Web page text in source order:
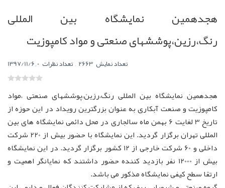
هجدهمین نمایشگاه بین المللی
رنگ،رزین،پوششهای صنعتی و مواد کامپوزیت
1397/11/6, تعداد نمایش ,تعداد نظرات
هجدهمین نمایشگاه بین المللی رنگ،رزین،پوششهای صنعتی ،مواد
کامپوزیت و صنعت آبکاری به عنوان بزرگترین رویداد در این حوزه از
تاریخ 3 لغایت 6 بهمن ماه سالجاری در محل دائمی نمایشگاه های بین
المللی تهران برگزار گردید. این نمایشگاه با حضور بیش از 220 شرکت
داخلی و 60 شرکت خارجی از 12 کشور برگزار گردید. در این نمایشگاه
بیش از 12000 نفر بازدید کننده حضور داشتند که نمایانگر اهمیت و
ارتقا سطح کیفی نمایشگاه مذکور می باشد.